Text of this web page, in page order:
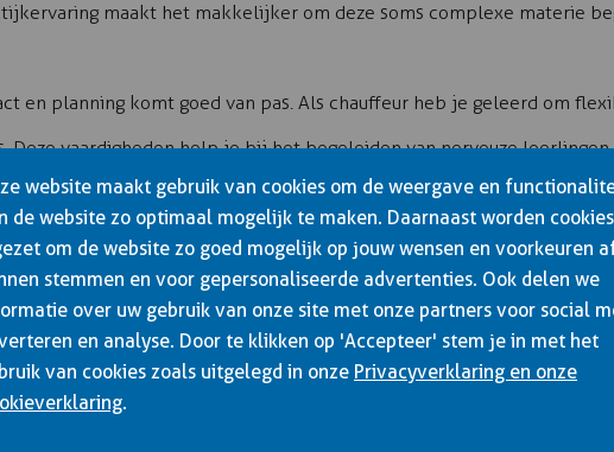
maakt het makkelijker om deze soms complexe materie
en planning komt goed van pas. Als chauffeur heb je geleerd om
Deze vaardigheden help je bij het begeleiden van nerveuze
branches binnen het transport waardevol. Of je nu ervaring
kennis maakt je een completere instructeur die leerlingen
website maakt gebruik van cookies om de weergave en
de website zo optimaal mogelijk te maken. Daarnaast worden
om de website zo goed mogelijk op jouw wensen en voorkeuren
stemmen en voor gepersonaliseerde advertenties. Ook delen we
over uw gebruik van onze site met onze partners voor social
en analyse. Door te klikken op 'Accepteer' stem je in met het
van cookies zoals uitgelegd in onze Privacyverklaring en onze
.